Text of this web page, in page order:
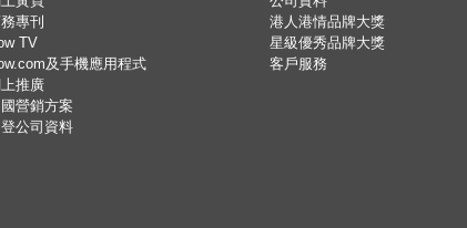
專刊
TV
及手機應用程式
推廣
營銷方案
公司資料
港人港情品牌大獎
星級優秀品牌大獎
客戶服務